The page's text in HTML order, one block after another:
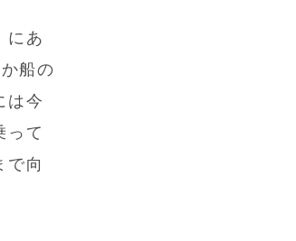
にあ
船の
は今
って
で向